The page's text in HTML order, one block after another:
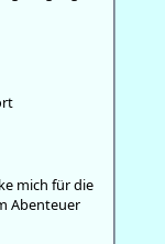
mich für die
Abenteuer